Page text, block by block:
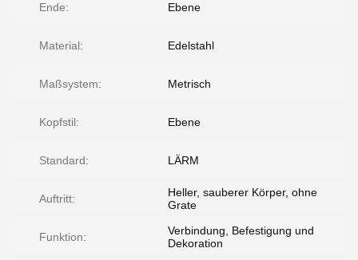
Ende: Ebene
Material: Edelstahl
Maßsystem: Metrisch
Kopfstil: Ebene
Standard: LÄRM
Auftritt:
Heller, sauberer Körper, ohne
Grate
Funktion:
Verbindung, Befestigung und
Dekoration